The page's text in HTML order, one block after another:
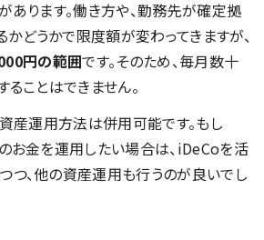
ります。働き方や、勤務先が確定拠
どうかで限度額が変わってきますが、
円の範囲です。そのため、毎月数十
ことはできません。
産運用方法は併用可能です。もし
お金を運用したい場合は、iDeCoを活
つ、他の資産運用も行うのが良いでし